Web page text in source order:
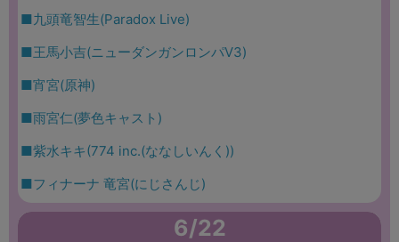
■九頭竜智生(Paradox Live)
■王馬小吉(ニューダンガンロンパV3)
■宵宮(原神)
■雨宮仁(夢色キャスト)
■紫水キキ(774 inc.(ななしいんく))
■フィナーナ 竜宮(にじさんじ)
6/22